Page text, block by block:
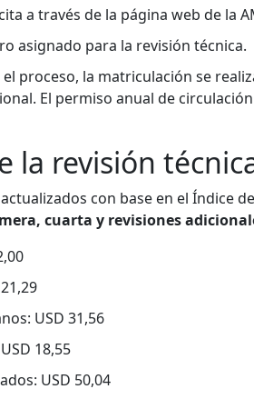
a través de la página web de la
asignado para la revisión técnica.
proceso, la matriculación se
El permiso anual de
la revisión
con base en el Índice
cuarta y revisiones
USD 31,56
18,55
USD 50,04